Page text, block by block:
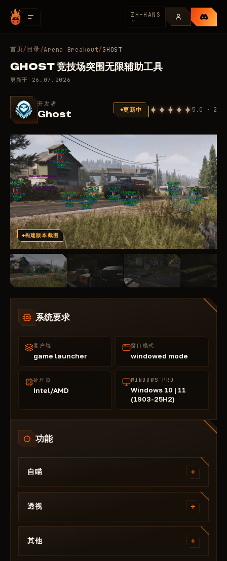
ZH-HANS
首页/目录/Arena Breakout/GHOST
GHOST 竞技场突围无限辅助工具
更新于 26.07.2026
开发者
Ghost 更新中 5.0 · 2
构建版本截图
系统要求
客户端
game launcher
窗口模式
windowed mode
处理器
Intel/AMD
WINDOWS PRO
Windows 10 | 11
(1903-25H2)
功能
自瞄 +
自动瞄准
启用自动瞄准
快捷键矢量
平滑度
透视 +
透视玩家
启用
显示机器人
其他 +